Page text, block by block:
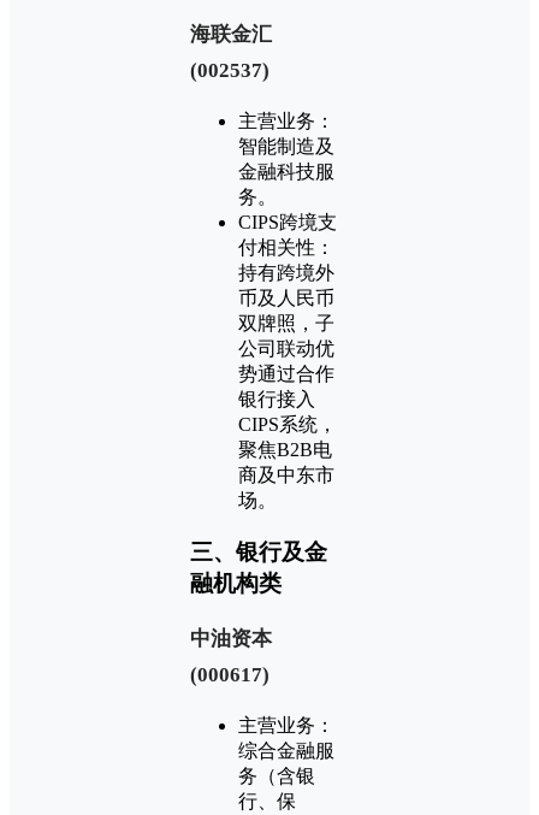
‌海联金汇
(002537)‌
主营业务：
智能制造及
金融科技服
务。
CIPS跨境支
付相关性：
持有跨境外
币及人民币
双牌照，子
公司联动优
势通过合作
银行接入
CIPS系统，
聚焦B2B电
商及中东市
场。
三、银行及金
融机构类
‌中油资本
(000617)‌
主营业务：
综合金融服
务（含银
行、保